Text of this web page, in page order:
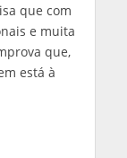
que com
e muita
que,
está à